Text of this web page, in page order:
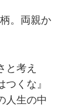
。両親か
と考え
くな』
人生の中